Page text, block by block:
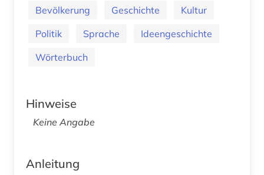
Bevölkerung
Geschichte
Kultur
Politik
Sprache
Ideengeschichte
Wörterbuch
Hinweise
Keine Angabe
Anleitung